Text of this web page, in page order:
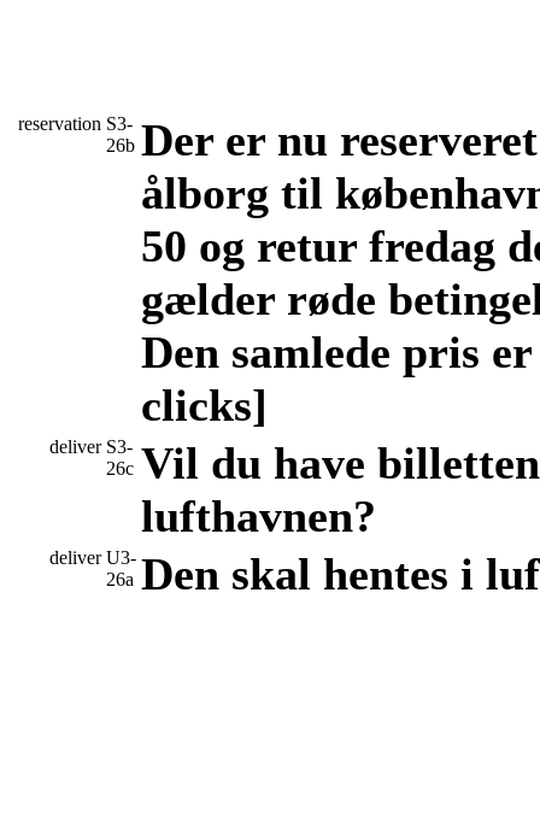
reservation S3-
26b Der er nu
ålborg til
50 og retur fredag
gælder røde
Den samlede pris
clicks]
deliver S3-
26c Vil du have
lufthavnen?
deliver U3-
26a Den skal hentes i